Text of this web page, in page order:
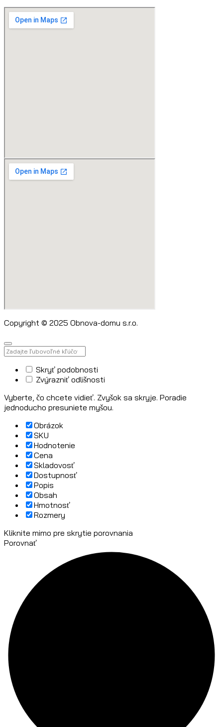
Copyright © 2025 Obnova-domu s.r.o.
Skryť podobnosti
Zvýrazniť odlišnosti
Vyberte, čo chcete vidieť. Zvyšok sa skryje. Poradie
jednoducho presuniete myšou.
Obrázok
SKU
Hodnotenie
Cena
Skladovosť
Dostupnosť
Popis
Obsah
Hmotnosť
Rozmery
Kliknite mimo pre skrytie porovnania
Porovnať